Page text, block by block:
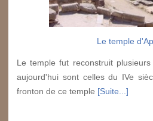
Le temple
Le temple fut reconstruit
aujourd'hui sont celles du IVe
fronton de ce temple [Suite...]